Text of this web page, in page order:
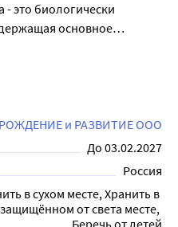
- это биологически
черный пищевой.
обладает
именно он помогает
в
который нормализует
и эмоциональным
Удобная форма
и РАЗВИТИЕ ООО
До 03.02.2027
Россия
в сухом месте, Хранить в
защищённом от света месте,
Беречь от детей